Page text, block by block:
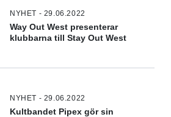
NYHET - 29.06.2022
Way Out West presenterar
klubbarna till Stay Out West
NYHET - 29.06.2022
Kultbandet Pipex gör sin